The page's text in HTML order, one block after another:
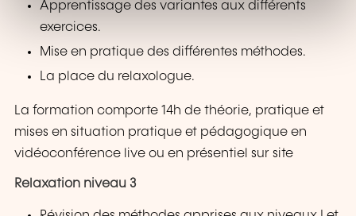
Apprentissage des variantes aux différents
exercices.
Mise en pratique des différentes méthodes.
La place du relaxologue.
La formation comporte 14h de théorie, pratique et
mises en situation pratique et pédagogique en
vidéoconférence live ou en présentiel sur site
Relaxation niveau 3